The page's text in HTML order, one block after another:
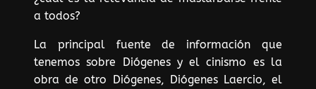
a todos?
La principal fuente de información que
tenemos sobre Diógenes y el cinismo es la
obra de otro Diógenes, Diógenes Laercio, el